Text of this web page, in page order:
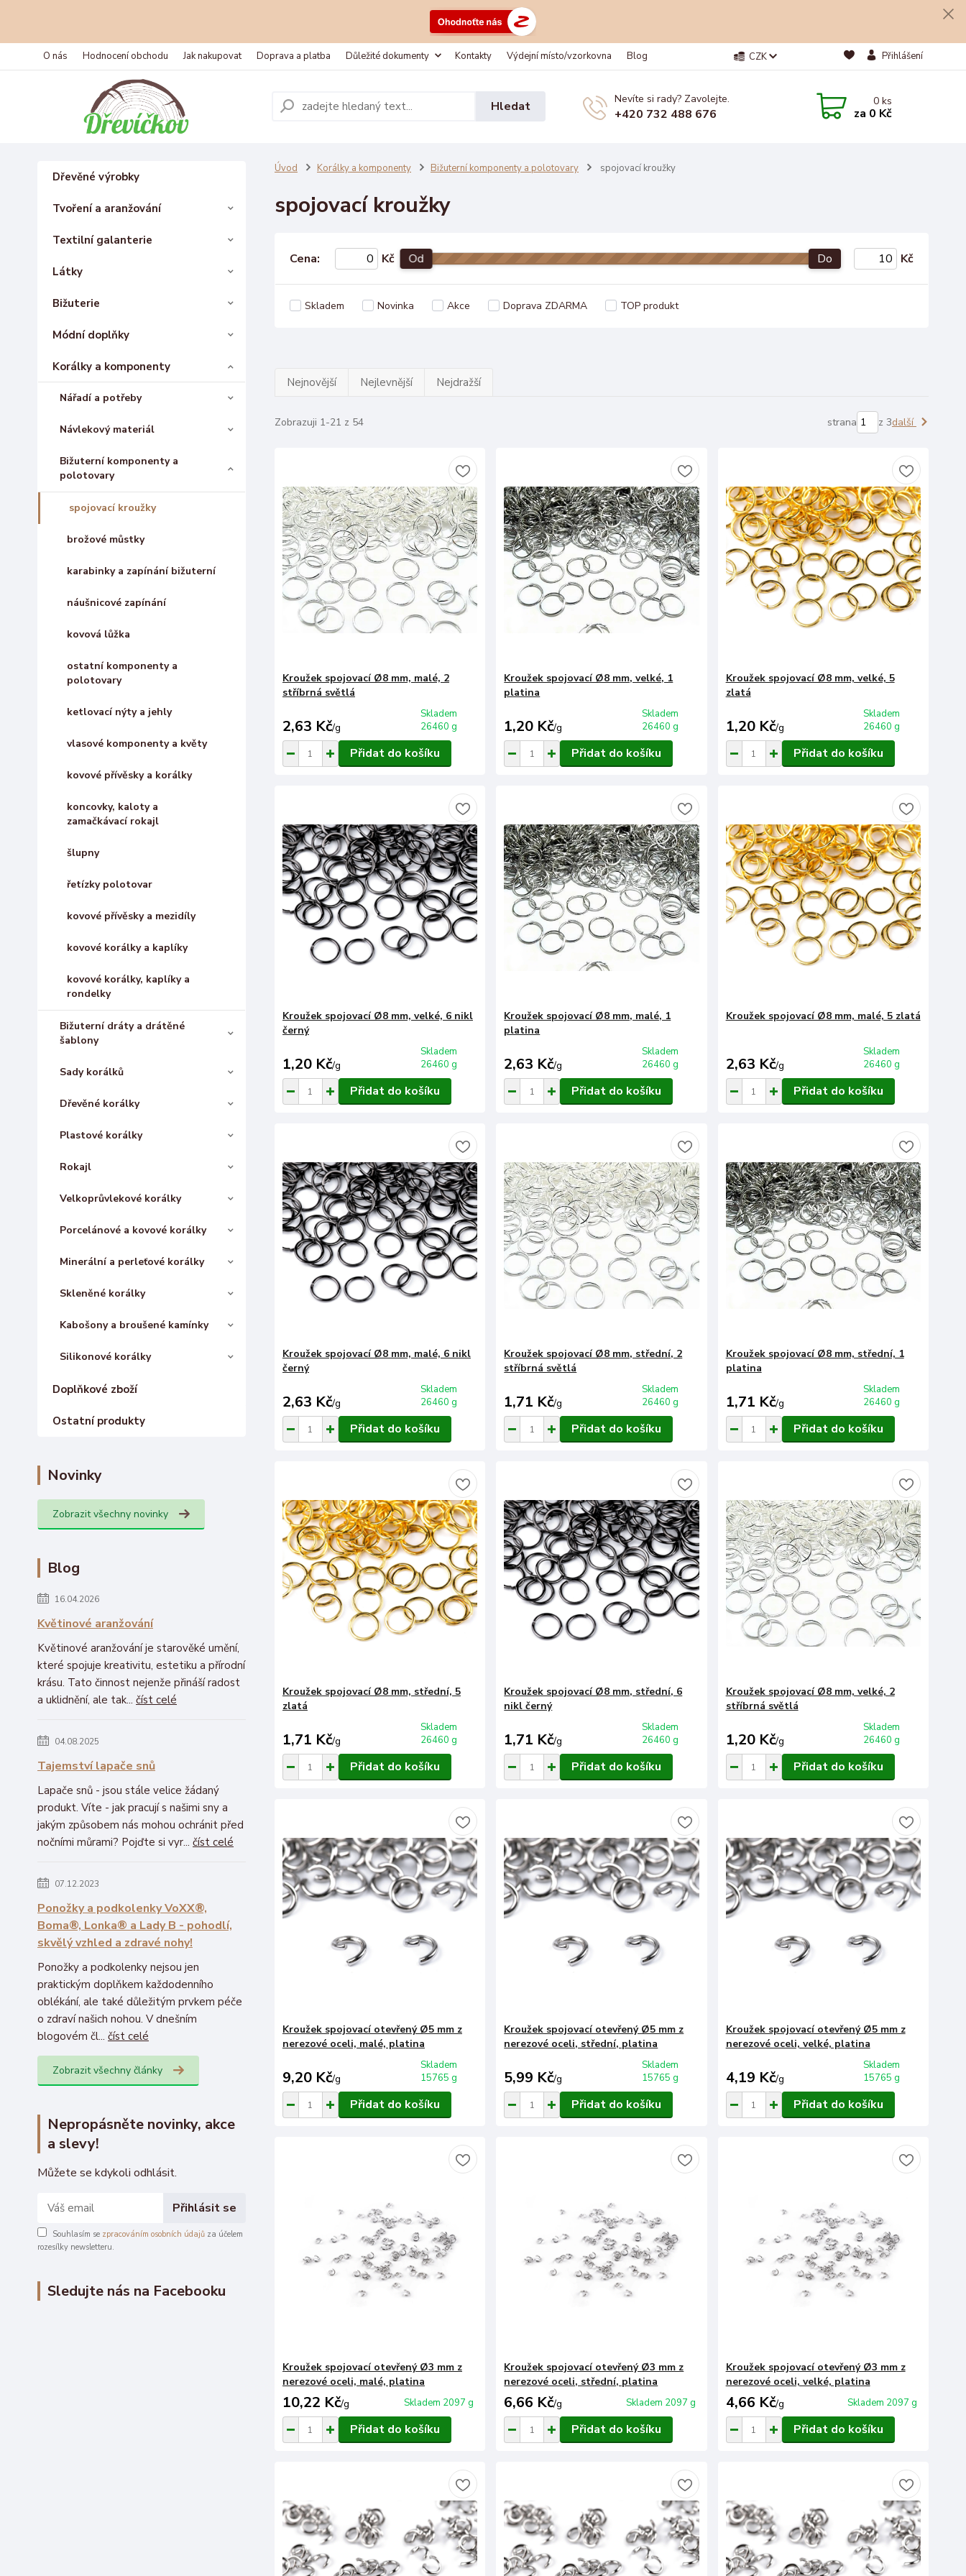
O nás Hodnocení obchodu Jak nakupovat Doprava a platba Důležité dokumenty Kontakty Výdejní místo/vzorkovna Blog CZK Přihlášení
Hledat Nevíte si rady? Zavolejte.
+420 732 488 676
0ks
za 0 Kč
Dřevěné výrobky
Tvoření a aranžování
Textilní galanterie
Látky
Bižuterie
Módní doplňky
Korálky a komponenty
Nářadí a potřeby
Návlekový materiál
Bižuterní komponenty a
polotovary
spojovací kroužky
brožové můstky
karabinky a zapínání bižuterní
náušnicové zapínání
kovová lůžka
ostatní komponenty a
polotovary
ketlovací nýty a jehly
vlasové komponenty a květy
kovové přívěsky a korálky
koncovky, kaloty a
zamačkávací rokajl
šlupny
řetízky polotovar
kovové přívěsky a mezidíly
kovové korálky a kaplíky
kovové korálky, kaplíky a
rondelky
Bižuterní dráty a drátěné
šablony
Sady korálků
Dřevěné korálky
Plastové korálky
Rokajl
Velkoprůvlekové korálky
Porcelánové a kovové korálky
Minerální a perleťové korálky
Skleněné korálky
Kabošony a broušené kamínky
Silikonové korálky
Doplňkové zboží
Ostatní produkty
Novinky
Zobrazit všechny novinky
Blog
16.04.2026
Květinové aranžování
Květinové aranžování je starověké umění,
které spojuje kreativitu, estetiku a přírodní
krásu. Tato činnost nejenže přináší radost
a uklidnění, ale tak... číst celé
04.08.2025
Tajemství lapače snů
Lapače snů - jsou stále velice žádaný
produkt. Víte - jak pracují s našimi sny a
jakým způsobem nás mohou ochránit před
nočními můrami? Pojďte si vyr... číst celé
07.12.2023
Ponožky a podkolenky VoXX®,
Boma®, Lonka® a Lady B - pohodlí,
skvělý vzhled a zdravé nohy!
Ponožky a podkolenky nejsou jen
praktickým doplňkem každodenního
oblékání, ale také důležitým prvkem péče
o zdraví našich nohou. V dnešním
blogovém čl... číst celé
Zobrazit všechny články
Nepropásněte novinky, akce
a slevy!
Můžete se kdykoli odhlásit.
Přihlásit se
Souhlasím se zpracováním osobních údajů za účelem
rozesílky newsletteru.
Sledujte nás na Facebooku
Úvod Korálky a komponenty Bižuterní komponenty a polotovary spojovací kroužky
spojovací kroužky
Cena: Kč Od Do Kč
Skladem Novinka Akce Doprava ZDARMA TOP produkt
Nejnovější Nejlevnější Nejdražší
Zobrazuji 1-21 z 54 strana z 3další
Kroužek spojovací Ø8 mm, malé, 2
stříbrná světlá
2,63 Kč/g
Skladem
26460 g
Přidat do košíku
Kroužek spojovací Ø8 mm, velké, 1
platina
1,20 Kč/g
Skladem
26460 g
Přidat do košíku
Kroužek spojovací Ø8 mm, velké, 5
zlatá
1,20 Kč/g
Skladem
26460 g
Přidat do košíku
Kroužek spojovací Ø8 mm, velké, 6 nikl
černý
1,20 Kč/g
Skladem
26460 g
Přidat do košíku
Kroužek spojovací Ø8 mm, malé, 1
platina
2,63 Kč/g
Skladem
26460 g
Přidat do košíku
Kroužek spojovací Ø8 mm, malé, 5 zlatá
2,63 Kč/g
Skladem
26460 g
Přidat do košíku
Kroužek spojovací Ø8 mm, malé, 6 nikl
černý
2,63 Kč/g
Skladem
26460 g
Přidat do košíku
Kroužek spojovací Ø8 mm, střední, 2
stříbrná světlá
1,71 Kč/g
Skladem
26460 g
Přidat do košíku
Kroužek spojovací Ø8 mm, střední, 1
platina
1,71 Kč/g
Skladem
26460 g
Přidat do košíku
Kroužek spojovací Ø8 mm, střední, 5
zlatá
1,71 Kč/g
Skladem
26460 g
Přidat do košíku
Kroužek spojovací Ø8 mm, střední, 6
nikl černý
1,71 Kč/g
Skladem
26460 g
Přidat do košíku
Kroužek spojovací Ø8 mm, velké, 2
stříbrná světlá
1,20 Kč/g
Skladem
26460 g
Přidat do košíku
Kroužek spojovací otevřený Ø5 mm z
nerezové oceli, malé, platina
9,20 Kč/g
Skladem
15765 g
Přidat do košíku
Kroužek spojovací otevřený Ø5 mm z
nerezové oceli, střední, platina
5,99 Kč/g
Skladem
15765 g
Přidat do košíku
Kroužek spojovací otevřený Ø5 mm z
nerezové oceli, velké, platina
4,19 Kč/g
Skladem
15765 g
Přidat do košíku
Kroužek spojovací otevřený Ø3 mm z
nerezové oceli, malé, platina
10,22 Kč/g Skladem 2097 g
Přidat do košíku
Kroužek spojovací otevřený Ø3 mm z
nerezové oceli, střední, platina
6,66 Kč/g Skladem 2097 g
Přidat do košíku
Kroužek spojovací otevřený Ø3 mm z
nerezové oceli, velké, platina
4,66 Kč/g Skladem 2097 g
Přidat do košíku